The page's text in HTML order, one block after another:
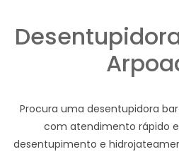
Procura uma desentupidora
com atendimento rápido
desentupimento e